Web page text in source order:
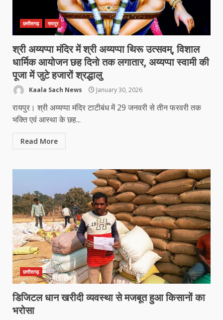
छत्तीसगढ़ रायपुर
श्री अय्यप्पा मंदिर में श्री अय्यप्पा थिरू उत्सवम्, विशाल
धार्मिक आयोजन छह दिनो तक लगातार, अय्यप्पा स्वामी की
पूजा में जुटे हजारों श्रद्धालु
Kaala Sach News January 30, 2026
रायपुर। श्री अय्यप्पा मंदिर टाटीबंध में 29 जनवरी से तीन फरवरी तक
भक्ति एवं आस्था के छह...
Read More
छत्तीसगढ़
डिजिटल धान खरीदी व्यवस्था से मजबूत हुआ किसानों का
भरोसा